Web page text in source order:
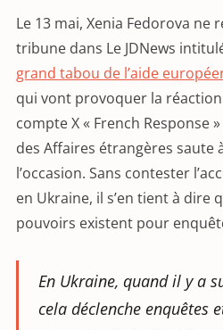
Le 13 mai, Xenia Fedorova ne
tribune dans Le JDNews
grand tabou de l’aide
qui vont provoquer la
compte X « French Response
des Affaires étrangères saute
l’occasion. Sans contester
en Ukraine, il s’en tient à dire
pouvoirs existent pour
En Ukraine, quand il y a
cela déclenche enquêtes